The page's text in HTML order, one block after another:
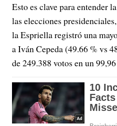
Esto es clave para entender
las elecciones
la Espriella registró una
a Iván Cepeda (49.66 % vs
de 249.388 votos en un